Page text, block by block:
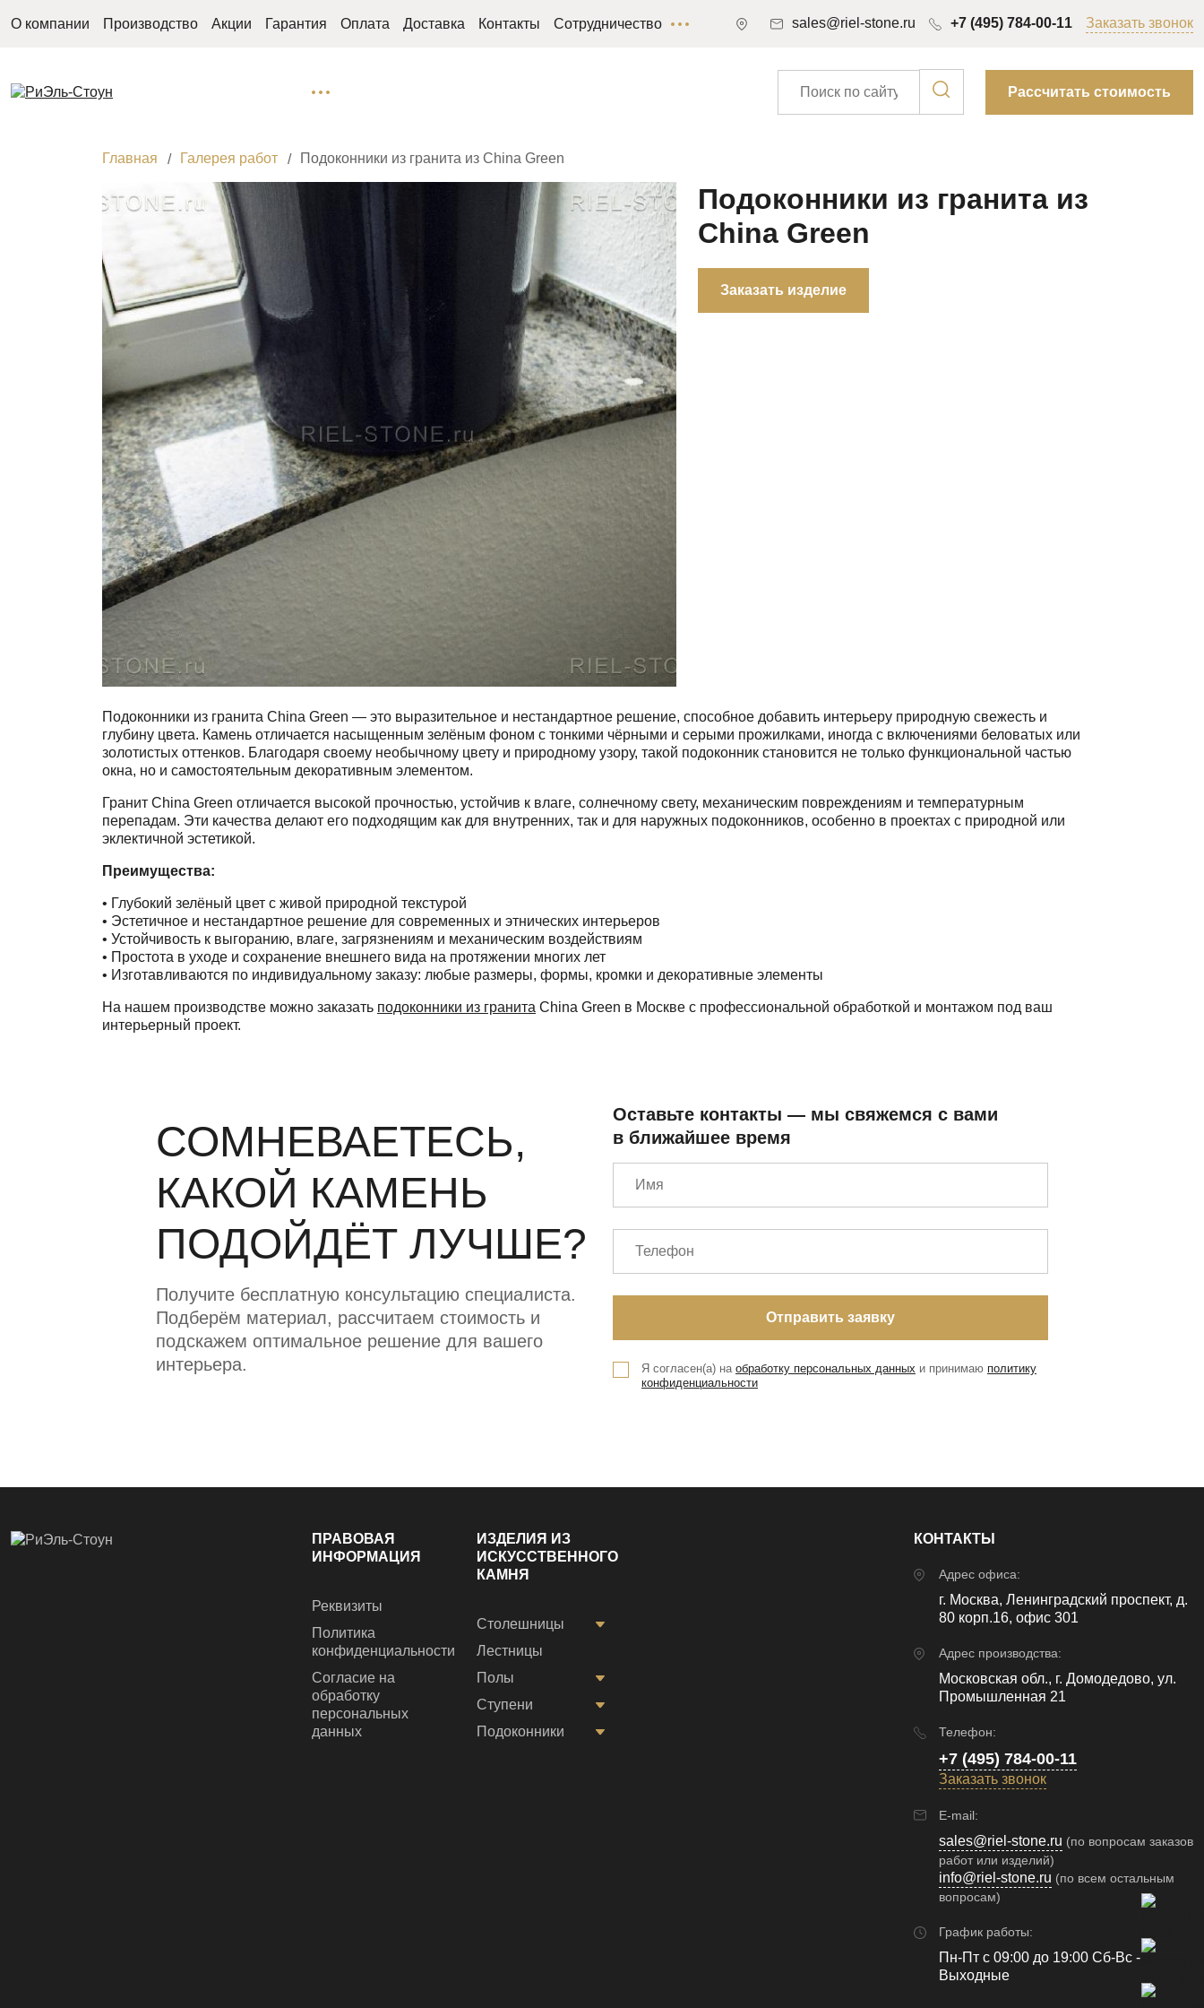
О компании Производство Акции Гарантия Оплата Доставка Контакты Сотрудничество sales@riel-stone.ru +7 (495) 784-00-11 Заказать звонок
Рассчитать стоимость
Главная Галерея работ Подоконники из гранита из China Green
Подоконники из гранита из
China Green
Заказать изделие
Подоконники из гранита China Green — это выразительное и нестандартное решение, способное добавить интерьеру природную свежесть и
глубину цвета. Камень отличается насыщенным зелёным фоном с тонкими чёрными и серыми прожилками, иногда с включениями беловатых или
золотистых оттенков. Благодаря своему необычному цвету и природному узору, такой подоконник становится не только функциональной частью
окна, но и самостоятельным декоративным элементом.
Гранит China Green отличается высокой прочностью, устойчив к влаге, солнечному свету, механическим повреждениям и температурным
перепадам. Эти качества делают его подходящим как для внутренних, так и для наружных подоконников, особенно в проектах с природной или
эклектичной эстетикой.
Преимущества:
• Глубокий зелёный цвет с живой природной текстурой
• Эстетичное и нестандартное решение для современных и этнических интерьеров
• Устойчивость к выгоранию, влаге, загрязнениям и механическим воздействиям
• Простота в уходе и сохранение внешнего вида на протяжении многих лет
• Изготавливаются по индивидуальному заказу: любые размеры, формы, кромки и декоративные элементы
На нашем производстве можно заказать подоконники из гранита China Green в Москве с профессиональной обработкой и монтажом под ваш
интерьерный проект.
СОМНЕВАЕТЕСЬ,
КАКОЙ КАМЕНЬ
ПОДОЙДЁТ ЛУЧШЕ?
Получите бесплатную консультацию специалиста.
Подберём материал, рассчитаем стоимость и
подскажем оптимальное решение для вашего
интерьера.
Оставьте контакты — мы свяжемся с вами
в ближайшее время
Я согласен(а) на обработку персональных данных и принимаю политику
конфиденциальности
ПРАВОВАЯ
ИНФОРМАЦИЯ
Реквизиты
Политика
конфиденциальности
Согласие на
обработку
персональных
данных
ИЗДЕЛИЯ ИЗ
ИСКУССТВЕННОГО
КАМНЯ
Столешницы
Лестницы
Полы
Ступени
Подоконники
КОНТАКТЫ
Адрес офиса:
г. Москва, Ленинградский проспект, д.
80 корп.16, офис 301
Адрес производства:
Московская обл., г. Домодедово, ул.
Промышленная 21
Телефон:
+7 (495) 784-00-11
Заказать звонок
E-mail:
sales@riel-stone.ru (по вопросам заказов
работ или изделий)
info@riel-stone.ru (по всем остальным
вопросам)
График работы:
Пн-Пт с 09:00 до 19:00 Сб-Вс -
Выходные